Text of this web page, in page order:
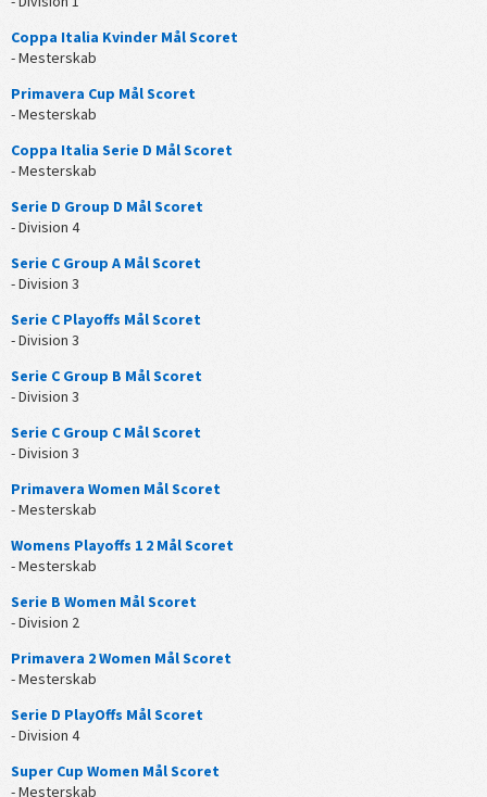
Coppa Italia Kvinder Mål Scoret
- Mesterskab
Primavera Cup Mål Scoret
- Mesterskab
Coppa Italia Serie D Mål Scoret
- Mesterskab
Serie D Group D Mål Scoret
- Division 4
Serie C Group A Mål Scoret
- Division 3
Serie C Playoffs Mål Scoret
- Division 3
Serie C Group B Mål Scoret
- Division 3
Serie C Group C Mål Scoret
- Division 3
Primavera Women Mål Scoret
- Mesterskab
Womens Playoffs 1 2 Mål Scoret
- Mesterskab
Serie B Women Mål Scoret
- Division 2
Primavera 2 Women Mål Scoret
- Mesterskab
Serie D PlayOffs Mål Scoret
- Division 4
Super Cup Women Mål Scoret
- Mesterskab